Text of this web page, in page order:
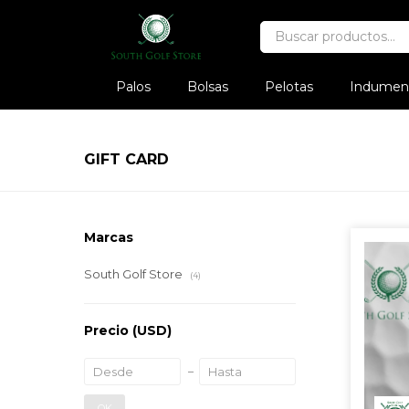
Palos Bolsas Pelotas
GIFT CARD
Marcas
South Golf Store (4)
Precio (USD)